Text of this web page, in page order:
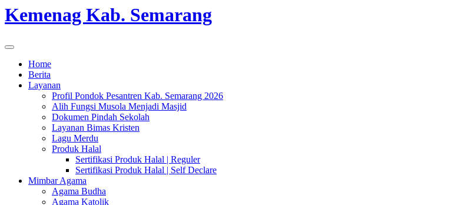
Kemenag Kab. Semarang
Home
Berita
Layanan
Profil Pondok Pesantren Kab. Semarang 2026
Alih Fungsi Musola Menjadi Masjid
Dokumen Pindah Sekolah
Layanan Bimas Kristen
Lagu Merdu
Produk Halal
Sertifikasi Produk Halal | Reguler
Sertifikasi Produk Halal | Self Declare
Mimbar Agama
Agama Budha
Agama Katolik